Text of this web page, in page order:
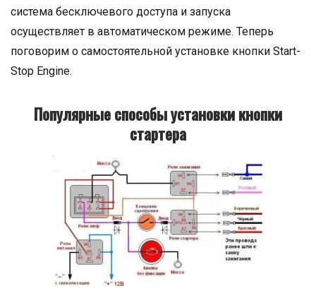
система бесключевого доступа и запуска
осуществляет в автоматическом режиме. Теперь
поговорим о самостоятельной установке кнопки Start-
Stop Engine.
Популярные способы установки кнопки
стартера